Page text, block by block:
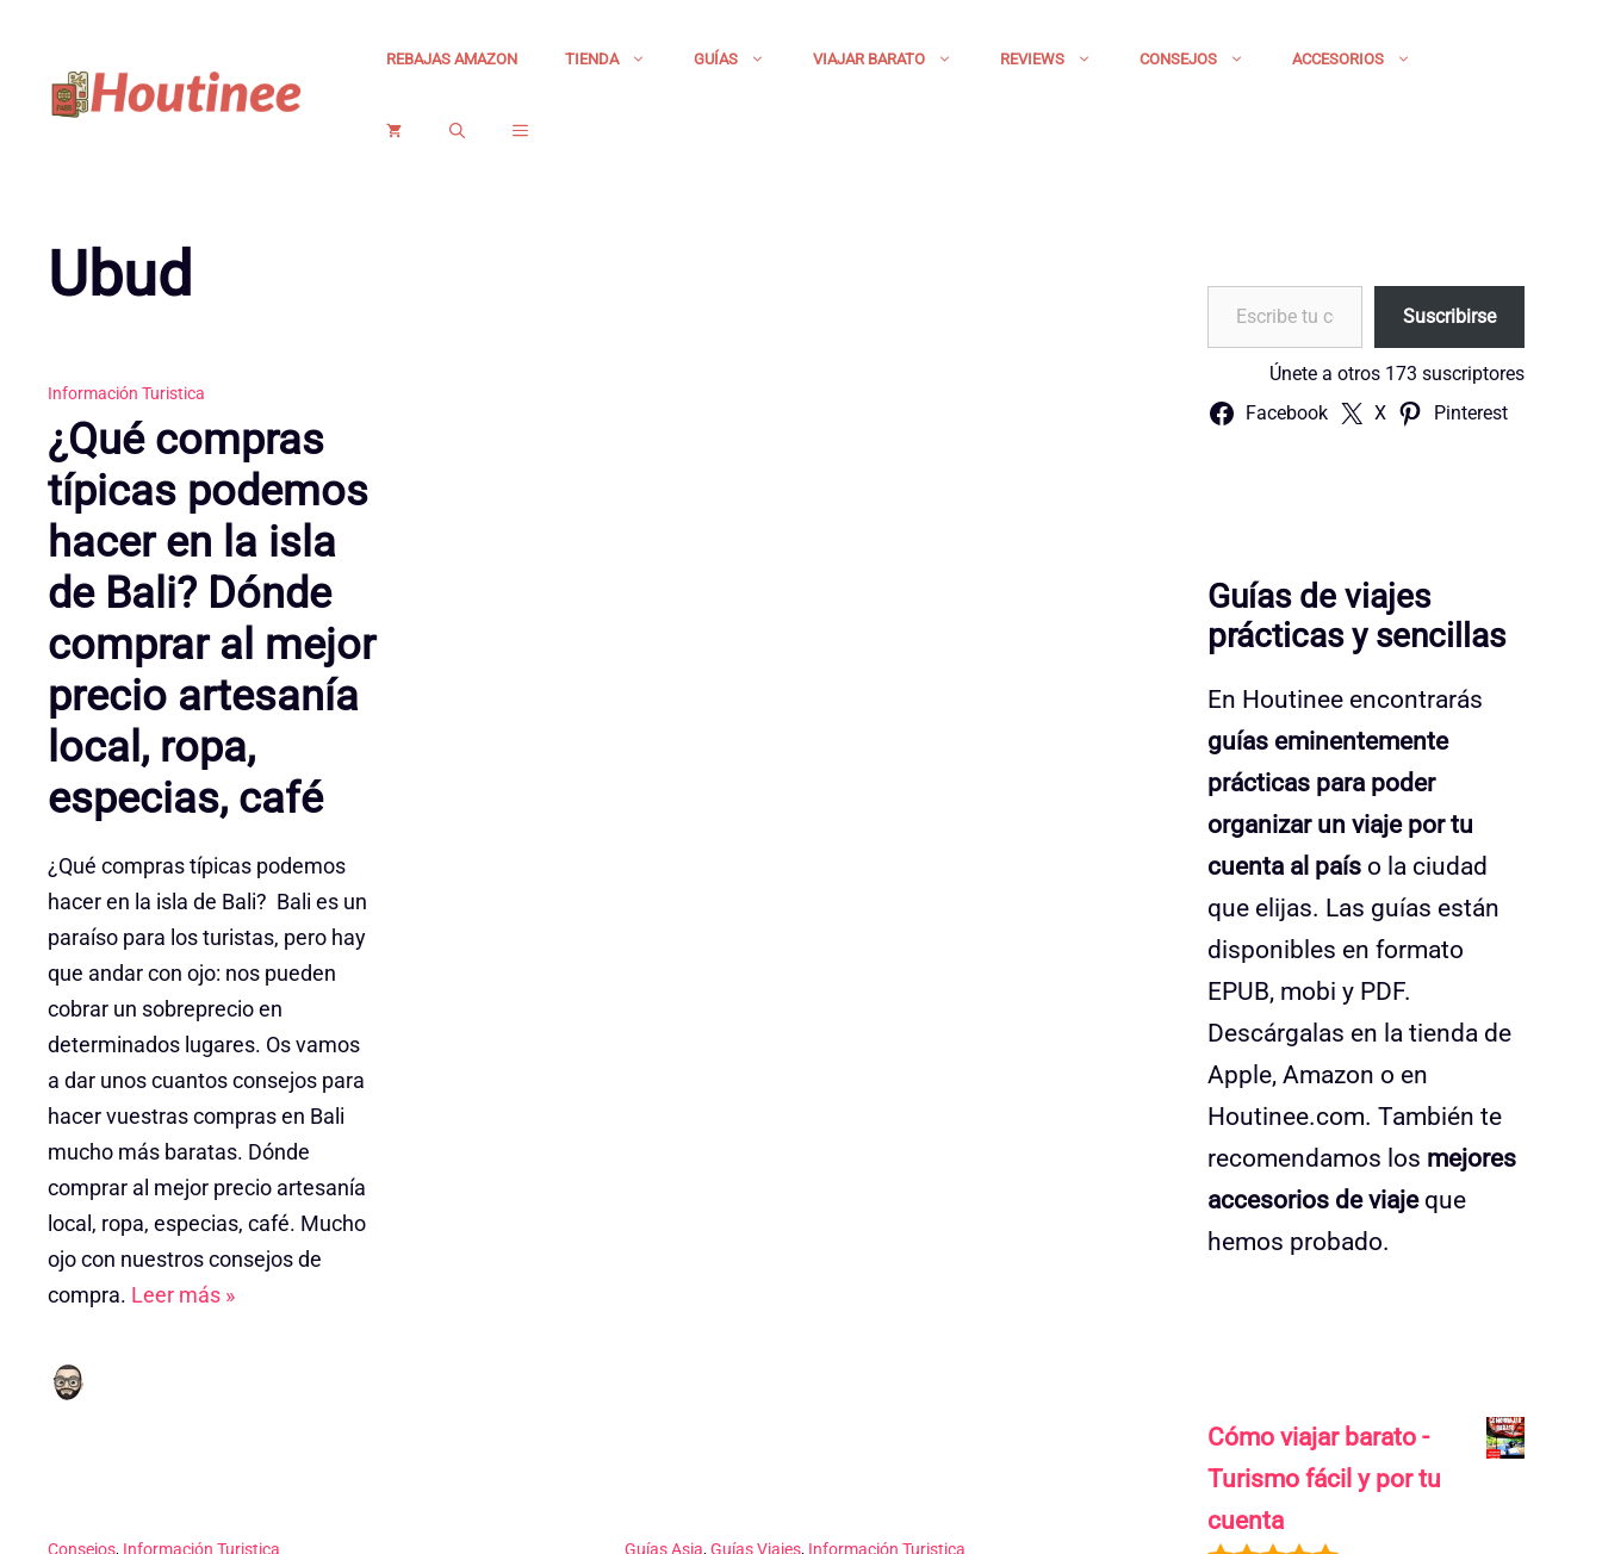
contenido
REBAJAS AMAZON TIENDA GUÍAS VIAJAR BARATO REVIEWS CONSEJOS ACCESORIOS
Ubud
Información Turistica
¿Qué compras
típicas podemos
hacer en la isla
de Bali? Dónde
comprar al mejor
precio artesanía
local, ropa,
especias, café
¿Qué compras típicas podemos
hacer en la isla de Bali? Bali es un
paraíso para los turistas, pero hay
que andar con ojo: nos pueden
cobrar un sobreprecio en
determinados lugares. Os vamos
a dar unos cuantos consejos para
hacer vuestras compras en Bali
mucho más baratas. Dónde
comprar al mejor precio artesanía
local, ropa, especias, café. Mucho
ojo con nuestros consejos de
compra. Leer más »
Consejos, Información Turistica Guías Asia,Guías Viajes, Información Turistica
Escribe tu correo electrónico…
Suscribirse
Únete a otros 173 suscriptores
Facebook X Pinterest
Guías de viajes
prácticas y sencillas
En Houtinee encontrarás
guías eminentemente
prácticas para poder
organizar un viaje por tu
cuenta al país o la ciudad
que elijas. Las guías están
disponibles en formato
EPUB, mobi y PDF.
Descárgalas en la tienda de
Apple, Amazon o en
Houtinee.com. También te
recomendamos los mejores
accesorios de viajeque
hemos probado.
Cómo viajar barato -
Turismo fácil y por tu
cuenta